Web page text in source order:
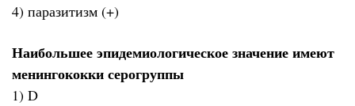
4) паразитизм (+)
Наибольшее эпидемиологическое значение имеют
менингококки серогруппы
1) D